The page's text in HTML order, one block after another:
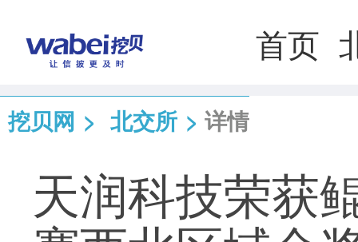
首页
挖贝网 > 北交所 > 详情
天润科技荣获